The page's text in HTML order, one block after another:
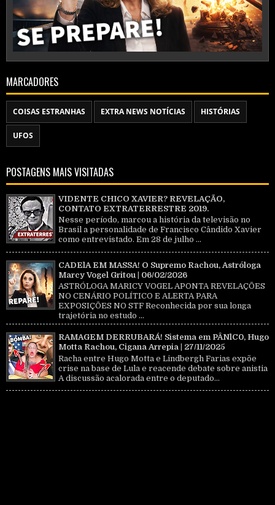
MARCADORES
COISAS ESTRANHAS EXTRA NEWS NOTÍCIAS HISTÓRIAS
UFOS
POSTAGENS MAIS VISITADAS
VIDENTE CHICO XAVIER? REVELAÇÃO,
CONTATO EXTRATERRESTRE 2019.
Nesse período, marcou a história da televisão no
Brasil a personalidade de Francisco Cândido Xavier
como entrevistado. Em 28 de julho ...
CADElA EM MASSA! O Supremo Rachou, Astróloga
Marcy Vogel Gritou | 06/02/2026
ASTRÓLOGA MARICY VOGEL APONTA REVELAÇÕES
NO CENÁRIO POLÍTICO E ALERTA PARA
EXPOSIÇÕES NO STF Reconhecida por sua longa
trajetória no estudo ...
RAMAGEM DERRUBARÁ! Sistema em PÂNlC0, Hugo
Motta Rachou, Cigana Arrepia | 27/11/2025
Racha entre Hugo Motta e Lindbergh Farias expõe
crise na base de Lula e reacende debate sobre anistia
A discussão acalorada entre o deputado...